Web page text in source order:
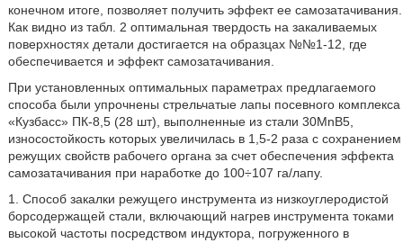
конечном итоге, позволяет получить эффект ее самозатачивания.
Как видно из табл. 2 оптимальная твердость на закаливаемых
поверхностях детали достигается на образцах №№1-12, где
обеспечивается и эффект самозатачивания.
При установленных оптимальных параметрах предлагаемого
способа были упрочнены стрельчатые лапы посевного комплекса
«Кузбасс» ПК-8,5 (28 шт), выполненные из стали 30MnB5,
износостойкость которых увеличилась в 1,5-2 раза с сохранением
режущих свойств рабочего органа за счет обеспечения эффекта
самозатачивания при наработке до 100÷107 га/лапу.
1. Способ закалки режущего инструмента из низкоуглеродистой
борсодержащей стали, включающий нагрев инструмента токами
высокой частоты посредством индуктора, погруженного в